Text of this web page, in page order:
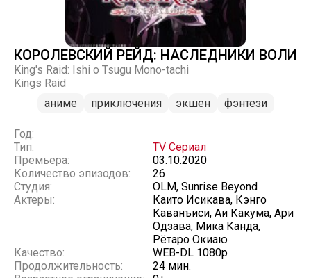
КОРОЛЕВСКИЙ РЕЙД: НАСЛЕДНИКИ ВОЛИ
King's Raid: Ishi o Tsugu Mono-tachi
Kings Raid
аниме
приключения экшен фэнтези
Год:
Тип:
TV Сериал
Премьера:
03.10.2020
Количество эпизодов:
26
Студия:
OLM, Sunrise Beyond
Актеры:
Каито Исикава, Кэнго
Каванъиси, Аи Какума, Ари
Одзава, Мика Канда,
Рётаро Окиаю
Качество:
WEB-DL 1080p
Продолжительность:
24 мин.